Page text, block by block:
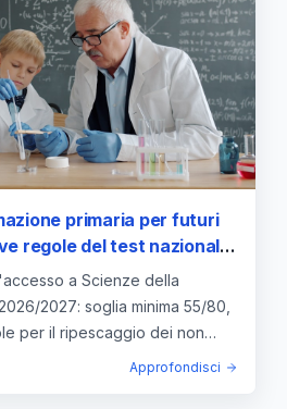
primaria per futuri
regole del test nazionale
a Scienze della
2027: soglia minima 55/80,
per il ripescaggio dei non
Approfondisci